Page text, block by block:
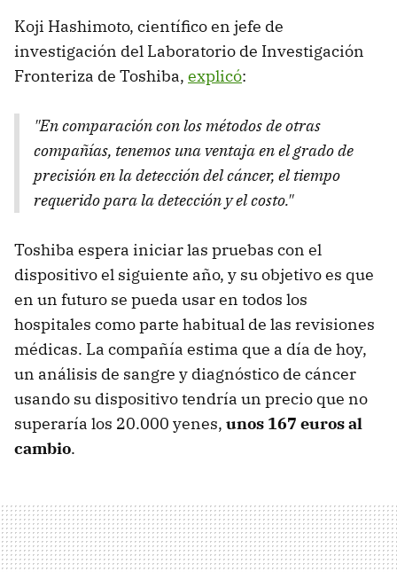
Koji Hashimoto, científico en jefe de
investigación del Laboratorio de Investigación
Fronteriza de Toshiba, explicó:
"En comparación con los métodos de otras
compañías, tenemos una ventaja en el grado de
precisión en la detección del cáncer, el tiempo
requerido para la detección y el costo."
Toshiba espera iniciar las pruebas con el
dispositivo el siguiente año, y su objetivo es que
en un futuro se pueda usar en todos los
hospitales como parte habitual de las revisiones
médicas. La compañía estima que a día de hoy,
un análisis de sangre y diagnóstico de cáncer
usando su dispositivo tendría un precio que no
superaría los 20.000 yenes, unos 167 euros al
cambio.